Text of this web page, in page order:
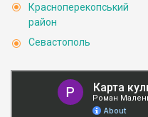
Красноперекопський
район
Севастополь